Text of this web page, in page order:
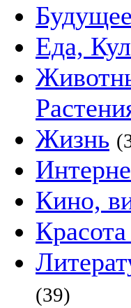
Будущее
Еда,
Жизнь
Кино,
(39)